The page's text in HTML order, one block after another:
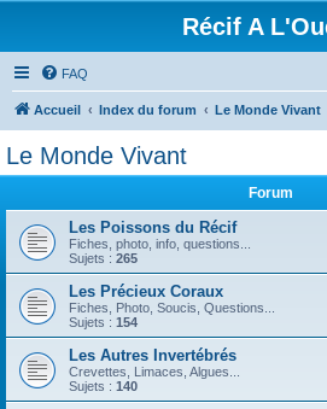
Récif A
FAQ
Accueil Index du forum Le Monde Vivant
Le Monde Vivant
Forum
Les Poissons du Récif
Fiches, photo, info, questions...
Sujets : 265
Les Précieux Coraux
Fiches, Photo, Soucis, Questions...
Sujets : 154
Les Autres Invertébrés
Crevettes, Limaces, Algues...
Sujets : 140